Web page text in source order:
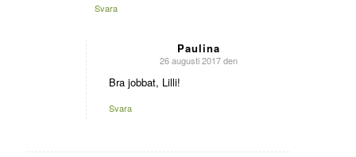
Svara
Paulina
26 augusti 2017 den
Bra jobbat, Lilli!
Svara